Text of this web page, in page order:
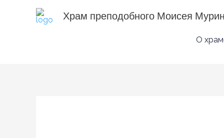
Храм преподобного Моисея
О